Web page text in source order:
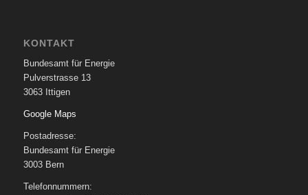
KONTAKT
Bundesamt für Energie
Pulverstrasse 13
3063 Ittigen
Google Maps
Postadresse:
Bundesamt für Energie
3003 Bern
Telefonnummern: